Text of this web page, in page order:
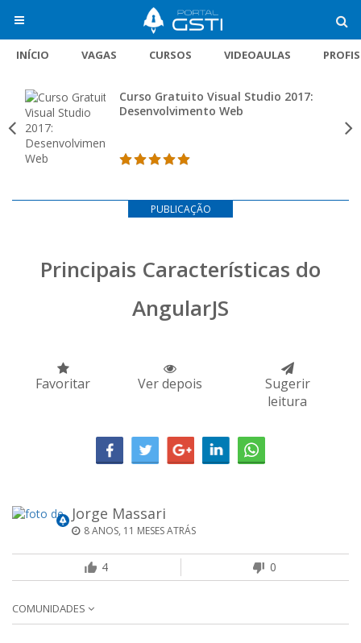
INÍCIO VAGAS CURSOS VIDEOAULAS
Curso Gratuito Visual Studio 2017:
Desenvolvimento Web
PUBLICAÇÃO
Principais Características do
AngularJS
Favoritar Ver depois
Sugerir
leitura
Jorge Massari
8 ANOS, 11 MESES ATRÁS
4 0
COMUNIDADES